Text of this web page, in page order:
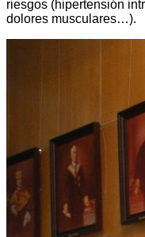
riesgos (hipertensión
dolores musculares…).